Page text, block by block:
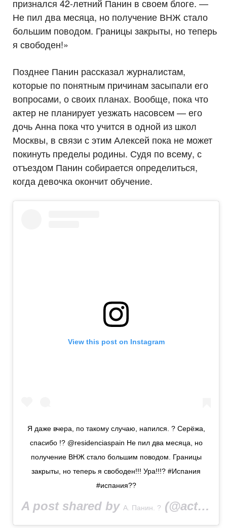
признался 42-летний Панин в своем блоге. —
Не пил два месяца, но получение ВНЖ стало
большим поводом. Границы закрыты, но теперь
я свободен!»
Позднее Панин рассказал журналистам,
которые по понятным причинам засыпали его
вопросами, о своих планах. Вообще, пока что
актер не планирует уезжать насовсем — его
дочь Анна пока что учится в одной из школ
Москвы, в связи с этим Алексей пока не может
покинуть пределы родины. Судя по всему, с
отъездом Панин собирается определиться,
когда девочка окончит обучение.
View this post on Instagram
Я даже вчера, по такому случаю, напился. ? Серёжа,
спасибо !? @residenciaspain Не пил два месяца, но
получение ВНЖ стало большим поводом. Границы
закрыты, но теперь я свободен!!! Ура!!!? #Испания
#испания??
A post shared by А. Панин. ? (@actor_ap) on